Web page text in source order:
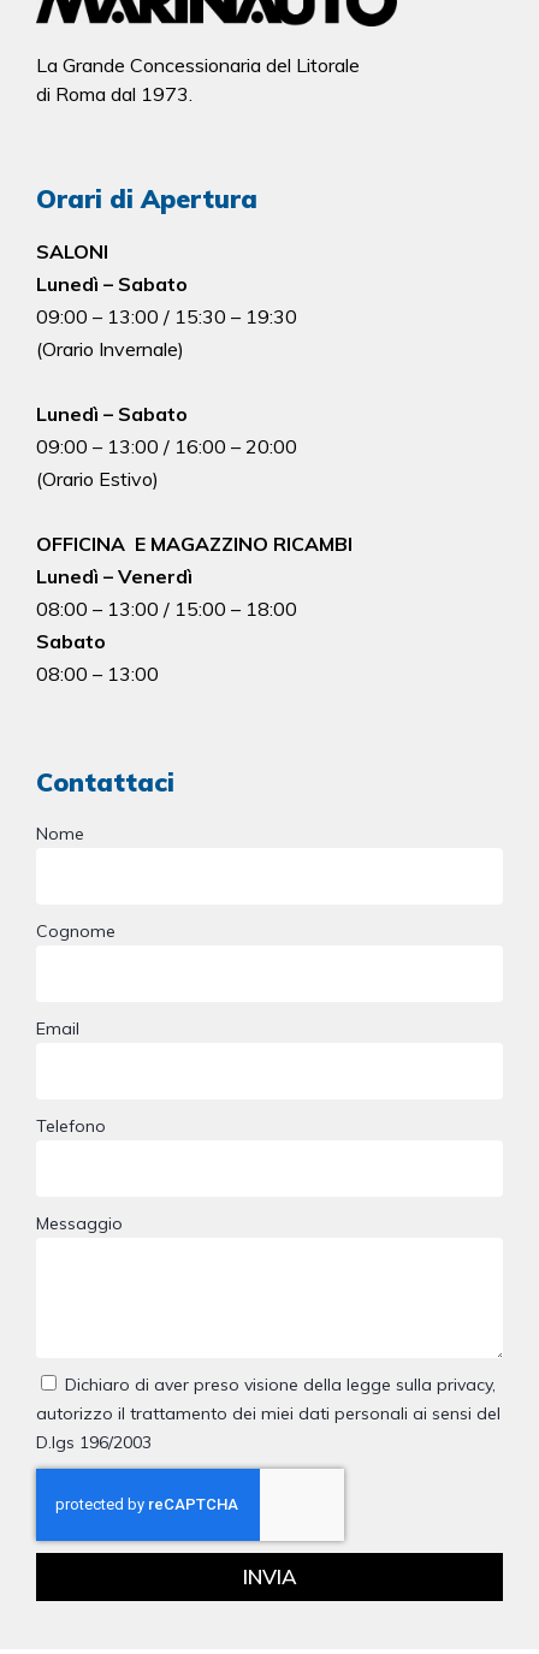
La Grande Concessionaria del Litorale
di Roma dal 1973.
Orari di Apertura
SALONI
Lunedì – Sabato
09:00 – 13:00 / 15:30 – 19:30
(Orario Invernale)
Lunedì – Sabato
09:00 – 13:00 / 16:00 – 20:00
(Orario Estivo)
OFFICINA E MAGAZZINO RICAMBI
Lunedì – Venerdì
08:00 – 13:00 / 15:00 – 18:00
Sabato
08:00 – 13:00
Contattaci
Nome
Cognome
Email
Telefono
Messaggio
Dichiaro di aver preso visione della legge sulla privacy,
autorizzo il trattamento dei miei dati personali ai sensi del
D.lgs 196/2003
INVIA